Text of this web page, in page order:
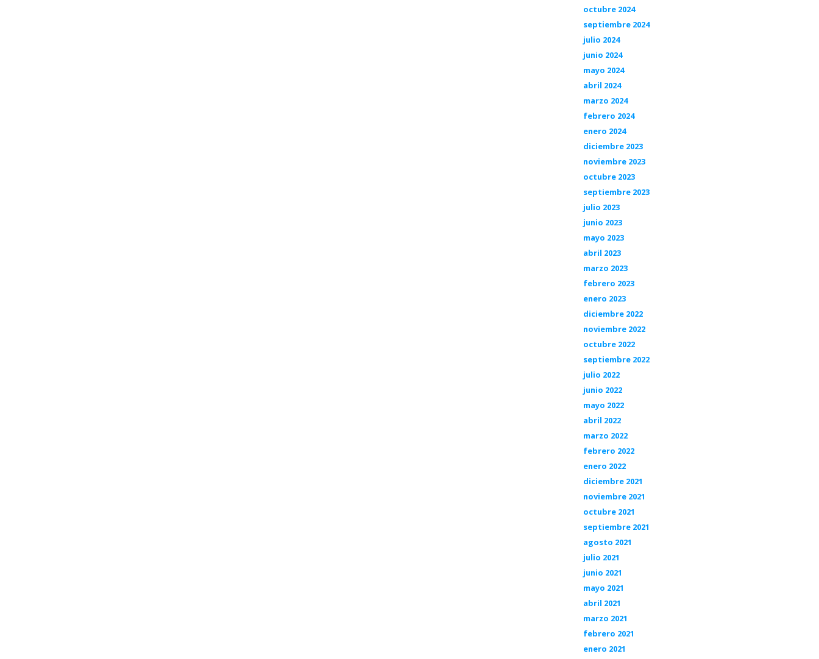
octubre 2024
septiembre 2024
julio 2024
junio 2024
mayo 2024
abril 2024
marzo 2024
febrero 2024
enero 2024
diciembre 2023
noviembre 2023
octubre 2023
septiembre 2023
julio 2023
junio 2023
mayo 2023
abril 2023
marzo 2023
febrero 2023
enero 2023
diciembre 2022
noviembre 2022
octubre 2022
septiembre 2022
julio 2022
junio 2022
mayo 2022
abril 2022
marzo 2022
febrero 2022
enero 2022
diciembre 2021
noviembre 2021
octubre 2021
septiembre 2021
agosto 2021
julio 2021
junio 2021
mayo 2021
abril 2021
marzo 2021
febrero 2021
enero 2021